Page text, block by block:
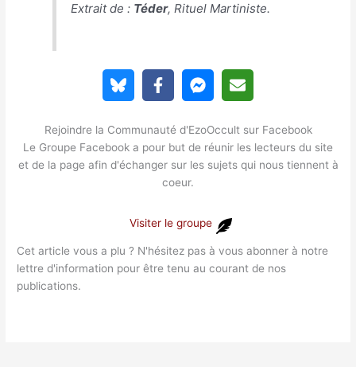
Extrait de : Téder,Rituel Martiniste.
Rejoindre la Communauté d'EzoOccult sur Facebook
Le Groupe Facebook a pour but de réunir les lecteurs du site
et de la page afin d'échanger sur les sujets qui nous tiennent à
coeur.
Visiter le groupe
Cet article vous a plu ? N'hésitez pas à vous abonner à notre
lettre d'information pour être tenu au courant de nos
publications.